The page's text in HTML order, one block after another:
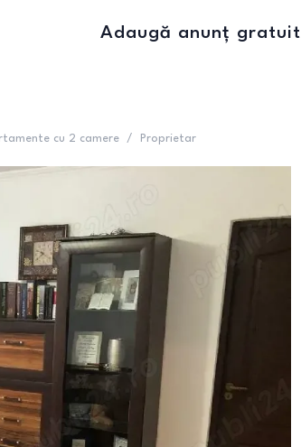
Adaugă anunț gratuit
cu 2 camere / Proprietar